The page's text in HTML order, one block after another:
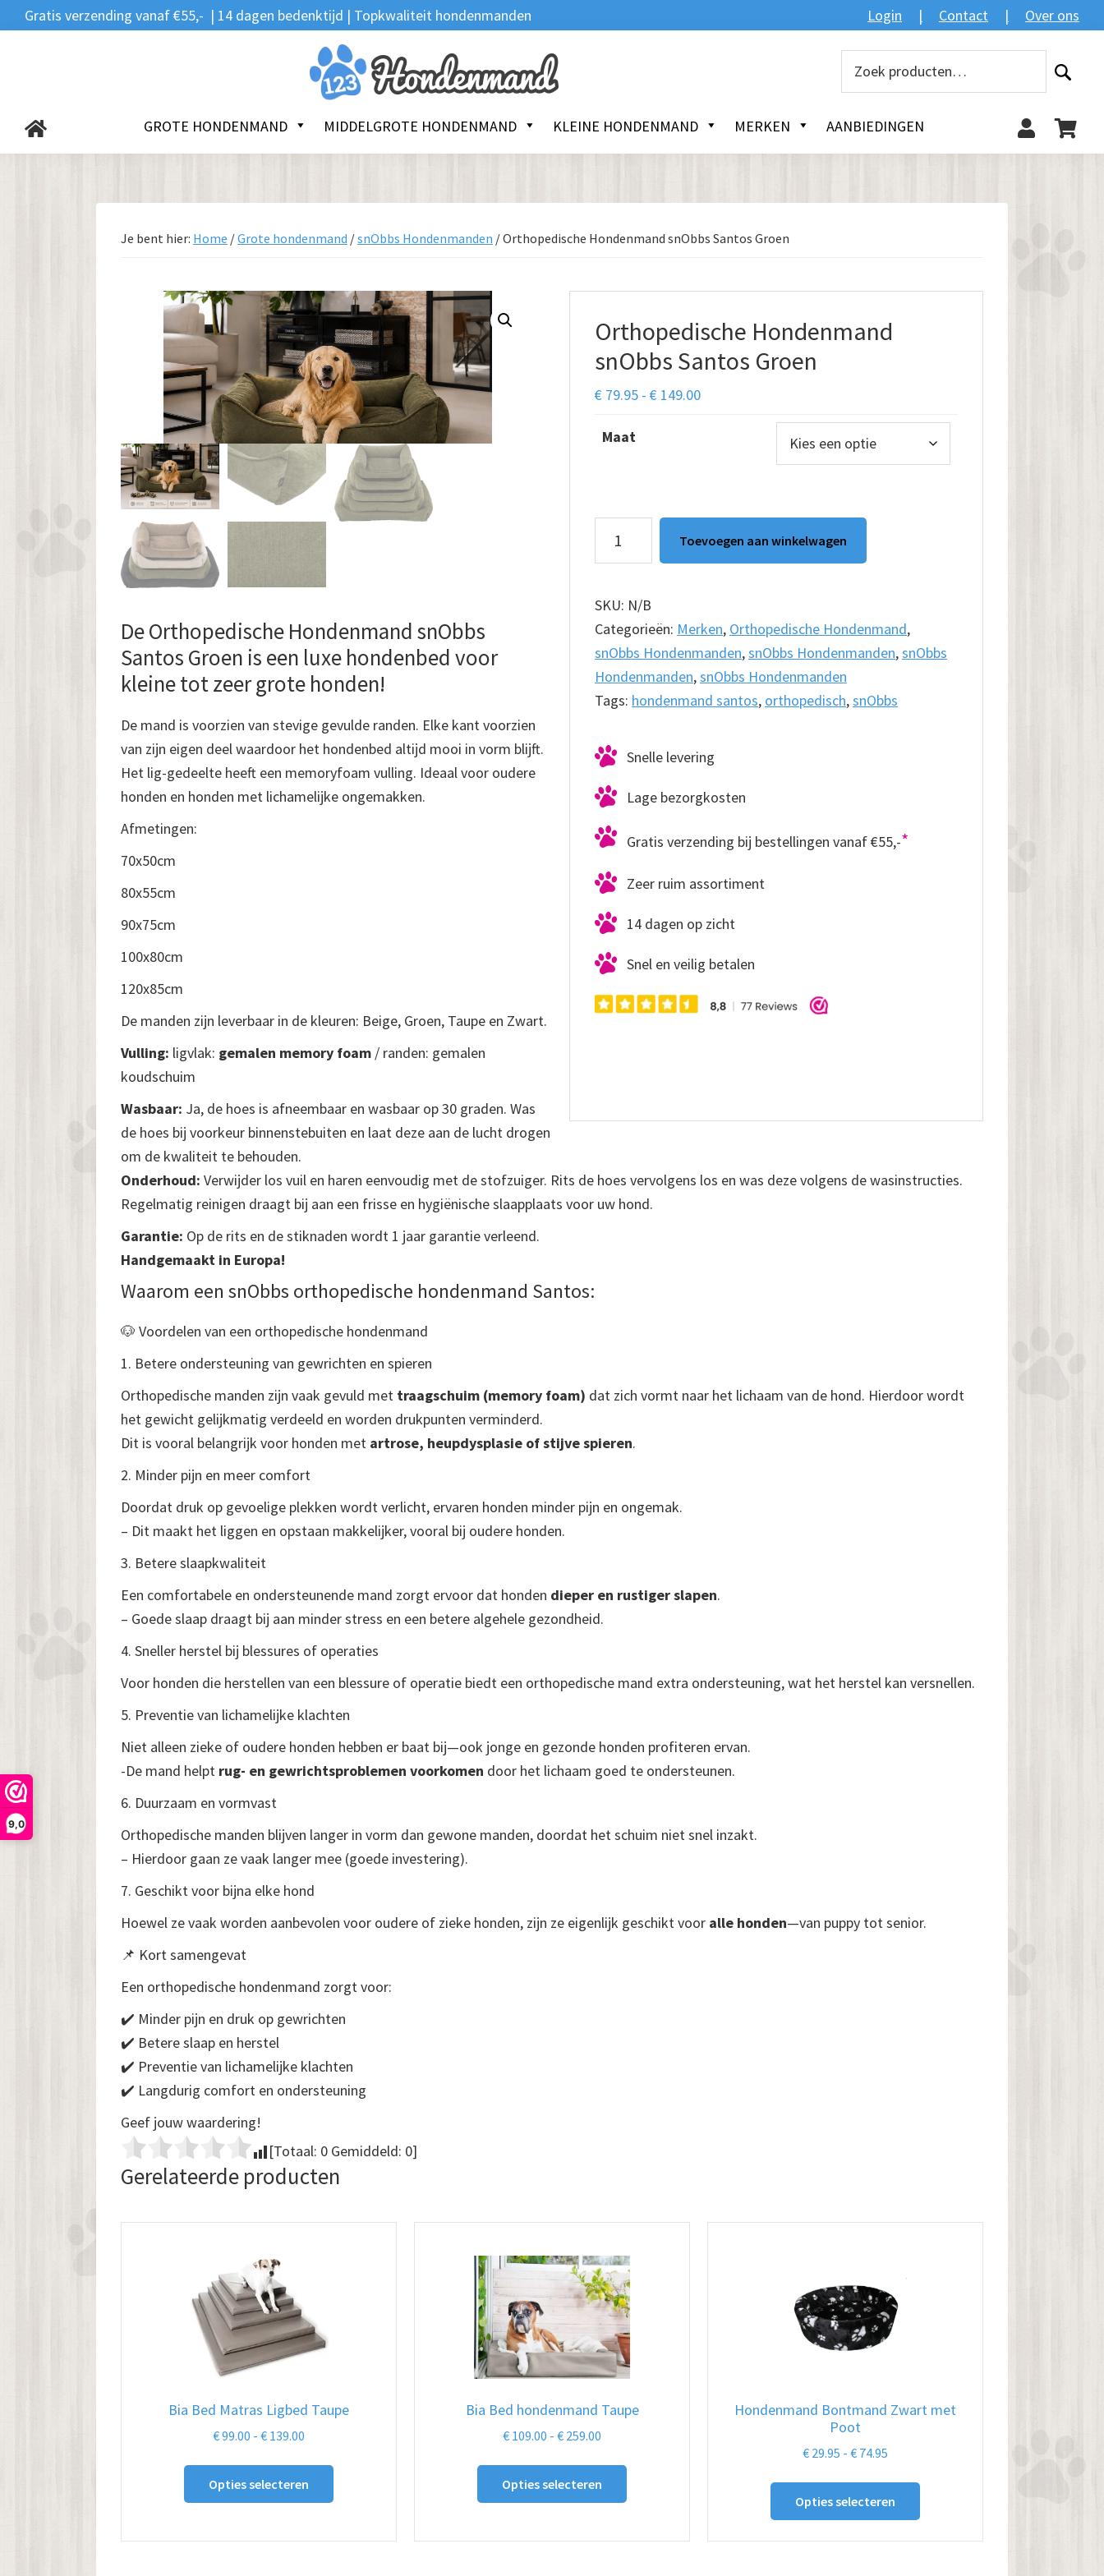
9,0
Spring
naar
Door
naar
Spring
naar
Gratis verzending vanaf €55,- | 14 dagen bedenktijd | Topkwaliteit hondenmanden Login Contact Over ons
Zoeken
GROTE HONDENMAND MIDDELGROTE HONDENMAND KLEINE HONDENMAND MERKEN AANBIEDINGEN
naar:
Je bent hier: Home /Grote hondenmand /snObbs Hondenmanden /Orthopedische Hondenmand snObbs Santos Groen
Orthopedische Hondenmand
snObbs Santos Groen
€ 79.95 - € 149.00Prijsklasse:
Maat
Hondenmand
Santos
Groen
aantal
Toevoegen aan winkelwagen
SKU: N/B
Categorieën: Merken, Orthopedische Hondenmand,
snObbs Hondenmanden,snObbs Hondenmanden,snObbs
Hondenmanden,snObbs Hondenmanden
Tags: hondenmand santos, orthopedisch,snObbs
Snelle levering
Lage bezorgkosten
Gratis verzending bij bestellingen vanaf €55,-*
Zeer ruim assortiment
14 dagen op zicht
Snel en veilig betalen
De Orthopedische Hondenmand snObbs
Santos Groen is een luxe hondenbed voor
kleine tot zeer grote honden!
De mand is voorzien van stevige gevulde randen. Elke kant voorzien
van zijn eigen deel waardoor het hondenbed altijd mooi in vorm blijft.
Het lig-gedeelte heeft een memoryfoam vulling. Ideaal voor oudere
honden en honden met lichamelijke ongemakken.
Afmetingen:
70x50cm
80x55cm
90x75cm
100x80cm
120x85cm
De manden zijn leverbaar in de kleuren: Beige, Groen, Taupe en Zwart.
Vulling: ligvlak: gemalen memory foam / randen: gemalen
koudschuim
Wasbaar: Ja, de hoes is afneembaar en wasbaar op 30 graden. Was
de hoes bij voorkeur binnenstebuiten en laat deze aan de lucht drogen
om de kwaliteit te behouden.
Onderhoud: Verwijder los vuil en haren eenvoudig met de stofzuiger. Rits de hoes vervolgens los en was deze volgens de wasinstructies.
Regelmatig reinigen draagt bij aan een frisse en hygiënische slaapplaats voor uw hond.
Garantie: Op de rits en de stiknaden wordt 1 jaar garantie verleend.
Handgemaakt in Europa!
Waarom een snObbs orthopedische hondenmand Santos:
🐶 Voordelen van een orthopedische hondenmand
1. Betere ondersteuning van gewrichten en spieren
Orthopedische manden zijn vaak gevuld met traagschuim (memory foam) dat zich vormt naar het lichaam van de hond. Hierdoor wordt
het gewicht gelijkmatig verdeeld en worden drukpunten verminderd.
Dit is vooral belangrijk voor honden met artrose, heupdysplasie of stijve spieren.
2. Minder pijn en meer comfort
Doordat druk op gevoelige plekken wordt verlicht, ervaren honden minder pijn en ongemak.
– Dit maakt het liggen en opstaan makkelijker, vooral bij oudere honden.
3. Betere slaapkwaliteit
Een comfortabele en ondersteunende mand zorgt ervoor dat honden dieper en rustiger slapen.
– Goede slaap draagt bij aan minder stress en een betere algehele gezondheid.
4. Sneller herstel bij blessures of operaties
Voor honden die herstellen van een blessure of operatie biedt een orthopedische mand extra ondersteuning, wat het herstel kan versnellen.
5. Preventie van lichamelijke klachten
Niet alleen zieke of oudere honden hebben er baat bij—ook jonge en gezonde honden profiteren ervan.
-De mand helpt rug- en gewrichtsproblemen voorkomen door het lichaam goed te ondersteunen.
6. Duurzaam en vormvast
Orthopedische manden blijven langer in vorm dan gewone manden, doordat het schuim niet snel inzakt.
– Hierdoor gaan ze vaak langer mee (goede investering).
7. Geschikt voor bijna elke hond
Hoewel ze vaak worden aanbevolen voor oudere of zieke honden, zijn ze eigenlijk geschikt voor alle honden—van puppy tot senior.
📌 Kort samengevat
Een orthopedische hondenmand zorgt voor:
✔️ Minder pijn en druk op gewrichten
✔️ Betere slaap en herstel
✔️ Preventie van lichamelijke klachten
✔️ Langdurig comfort en ondersteuning
Geef jouw waardering!
[Totaal: 0 Gemiddeld: 0]
Gerelateerde producten
Bia Bed Matras Ligbed Taupe
€99.00 - € 139.00
€ 139.00
Opties selecteren
Dit
Bia Bed hondenmand Taupe
€ 109.00 - € 259.00
€ 259.00
Opties selecteren
Dit
Hondenmand Bontmand Zwart met
Poot
€ 29.95 - € 74.95
€ 74.95
Opties selecteren
Dit